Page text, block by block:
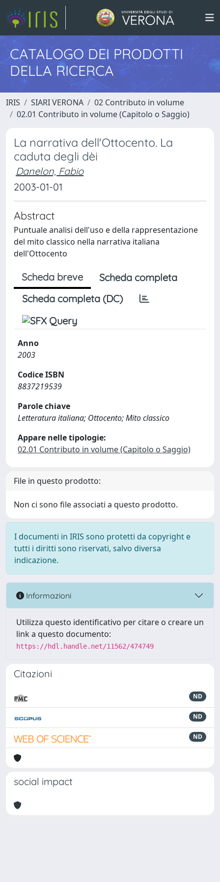
CATALOGO DEI PRODOTTI
DELLA RICERCA
IRIS SIARI VERONA
02 Contributo in volume
02.01 Contributo in volume (Capitolo o Saggio)
La narrativa dell'Ottocento. La
caduta degli dèi
Danelon, Fabio
2003-01-01
Abstract
Puntuale analisi dell'uso e della rappresentazione
del mito classico nella narrativa italiana
dell'Ottocento
Scheda breve
Scheda completa
Scheda completa (DC)
Anno
2003
Codice ISBN
8837219539
Parole chiave
Letteratura italiana; Ottocento; Mito classico
Appare nelle tipologie:
02.01 Contributo in volume (Capitolo o Saggio)
File in questo prodotto:
Non ci sono file associati a questo prodotto.
I documenti in IRIS sono protetti da copyright e
tutti i diritti sono riservati, salvo diversa
indicazione.
Informazioni
Utilizza questo identificativo per citare o creare un
link a questo documento:
https://hdl.handle.net/11562/474749
Citazioni
ND
ND
ND
social impact